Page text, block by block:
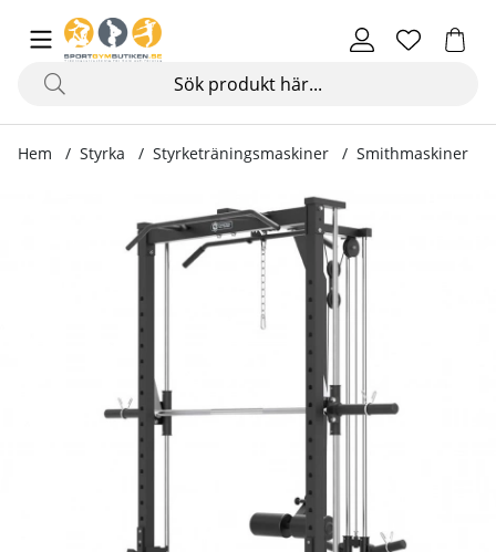
Hem Styrka Styrketräningsmaskiner Smithmaskiner
Produktbilder Smith Half Rack with Pulley Station